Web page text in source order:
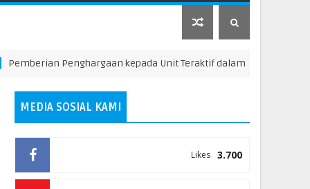
Penghargaan kepada Unit Teraktif dalam Pelaporan Insiden
MEDIA SOSIAL KAMI
3.700
Likes